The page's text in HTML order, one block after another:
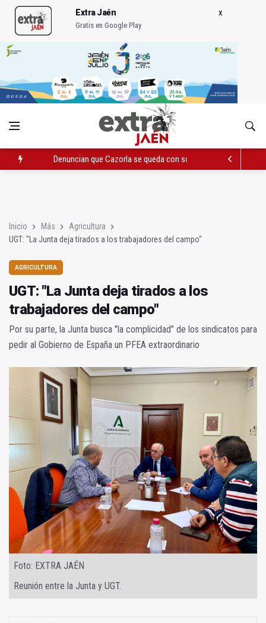
Extra Jaén
Gratis en Google Play
Pelea con arma blanca acaba con una menor herida en
Inicio Más
Agricultura
UGT: "La Junta deja tirados a los trabajadores del campo"
AGRICULTURA
UGT: "La Junta deja tirados a los
trabajadores del campo"
Por su parte, la Junta busca "la complicidad" de los sindicatos para
pedir al Gobierno de España un PFEA extraordinario
Foto: EXTRA JAÉN
Reunión entre la Junta y UGT.